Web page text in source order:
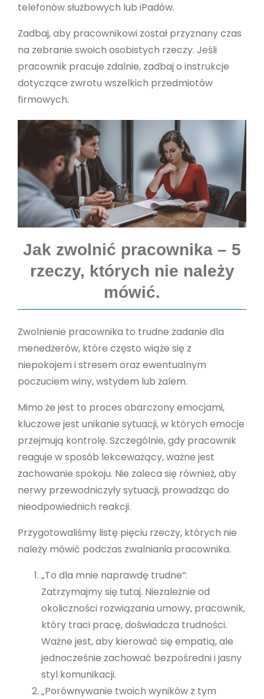
telefonów służbowych lub iPadów.
Zadbaj, aby pracownikowi został przyznany czas
na zebranie swoich osobistych rzeczy. Jeśli
pracownik pracuje zdalnie, zadbaj o instrukcje
dotyczące zwrotu wszelkich przedmiotów
firmowych.
Jak zwolnić pracownika – 5
rzeczy, których nie należy
mówić.
Zwolnienie pracownika to trudne zadanie dla
menedżerów, które często wiąże się z
niepokojem i stresem oraz ewentualnym
poczuciem winy, wstydem lub żalem.
Mimo że jest to proces obarczony emocjami,
kluczowe jest unikanie sytuacji, w których emocje
przejmują kontrolę. Szczególnie, gdy pracownik
reaguje w sposób lekceważący, ważne jest
zachowanie spokoju. Nie zaleca się również, aby
nerwy przewodniczyły sytuacji, prowadząc do
nieodpowiednich reakcji.
Przygotowaliśmy listę pięciu rzeczy, których nie
należy mówić podczas zwalniania pracownika.
„To dla mnie naprawdę trudne”:
Zatrzymajmy się tutaj. Niezależnie od
okoliczności rozwiązania umowy, pracownik,
który traci pracę, doświadcza trudności.
Ważne jest, aby kierować się empatią, ale
jednocześnie zachować bezpośredni i jasny
styl komunikacji.
„Porównywanie twoich wyników z tym